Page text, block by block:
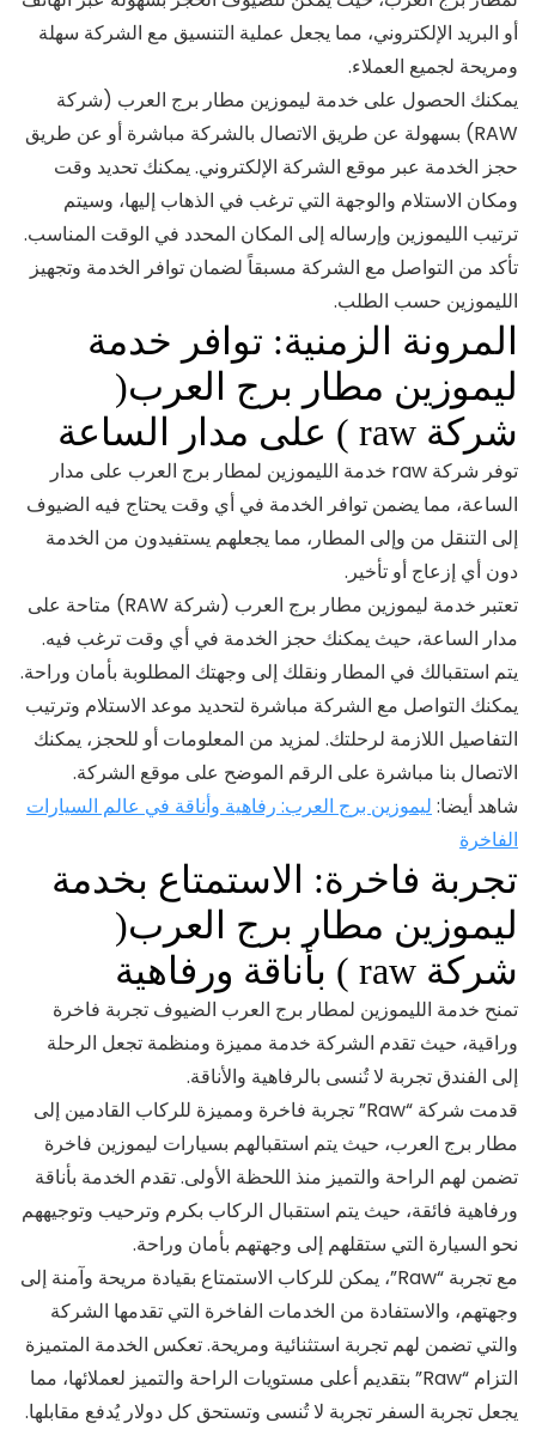
أو البريد الإلكتروني، مما يجعل عملية التنسيق مع الشركة سهلة
ومريحة لجميع العملاء.
يمكنك الحصول على خدمة ليموزين مطار برج العرب (شركة
RAW) بسهولة عن طريق الاتصال بالشركة مباشرة أو عن طريق
حجز الخدمة عبر موقع الشركة الإلكتروني. يمكنك تحديد وقت
ومكان الاستلام والوجهة التي ترغب في الذهاب إليها، وسيتم
ترتيب الليموزين وإرساله إلى المكان المحدد في الوقت المناسب.
تأكد من التواصل مع الشركة مسبقاً لضمان توافر الخدمة وتجهيز
الليموزين حسب الطلب.
المرونة الزمنية: توافر خدمة
ليموزين مطار برج العرب(
شركة raw ) على مدار الساعة
توفر شركة raw خدمة الليموزين لمطار برج العرب على مدار
الساعة، مما يضمن توافر الخدمة في أي وقت يحتاج فيه الضيوف
إلى التنقل من وإلى المطار، مما يجعلهم يستفيدون من الخدمة
دون أي إزعاج أو تأخير.
تعتبر خدمة ليموزين مطار برج العرب (شركة RAW) متاحة على
مدار الساعة، حيث يمكنك حجز الخدمة في أي وقت ترغب فيه.
يتم استقبالك في المطار ونقلك إلى وجهتك المطلوبة بأمان وراحة.
يمكنك التواصل مع الشركة مباشرة لتحديد موعد الاستلام وترتيب
التفاصيل اللازمة لرحلتك. لمزيد من المعلومات أو للحجز، يمكنك
الاتصال بنا مباشرة على الرقم الموضح على موقع الشركة.
شاهد أيضا: ليموزين برج العرب: رفاهية وأناقة في عالم السيارات
الفاخرة
تجربة فاخرة: الاستمتاع بخدمة
ليموزين مطار برج العرب(
شركة raw ) بأناقة ورفاهية
تمنح خدمة الليموزين لمطار برج العرب الضيوف تجربة فاخرة
وراقية، حيث تقدم الشركة خدمة مميزة ومنظمة تجعل الرحلة
إلى الفندق تجربة لا تُنسى بالرفاهية والأناقة.
قدمت شركة “Raw” تجربة فاخرة ومميزة للركاب القادمين إلى
مطار برج العرب، حيث يتم استقبالهم بسيارات ليموزين فاخرة
تضمن لهم الراحة والتميز منذ اللحظة الأولى. تقدم الخدمة بأناقة
ورفاهية فائقة، حيث يتم استقبال الركاب بكرم وترحيب وتوجيههم
نحو السيارة التي ستقلهم إلى وجهتهم بأمان وراحة.
مع تجربة “Raw”، يمكن للركاب الاستمتاع بقيادة مريحة وآمنة إلى
وجهتهم، والاستفادة من الخدمات الفاخرة التي تقدمها الشركة
والتي تضمن لهم تجربة استثنائية ومريحة. تعكس الخدمة المتميزة
التزام “Raw” بتقديم أعلى مستويات الراحة والتميز لعملائها، مما
يجعل تجربة السفر تجربة لا تُنسى وتستحق كل دولار يُدفع مقابلها.